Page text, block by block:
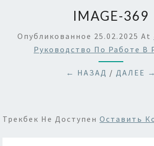
IMAGE-369
Опубликованное 25.02.2025 At
Руководство По Работе В
← НАЗАД / ДАЛЕЕ →
Трекбек Не Доступен Оставить